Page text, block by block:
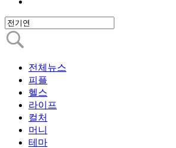
전체뉴스
피플
헬스
라이프
컬처
머니
테마